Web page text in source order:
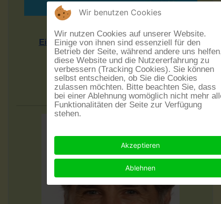
Rheinhesssiche Mundarten
Einführung in eine Sprachlandschaft
Vortrag von Dr. Rudolf Post
Sonntag, dem 20.9.2026 - 17 Uhr
Eintritt frei - Spenden erwünscht
im Museumskeller Guntersblum
Wir benutzen Cookies
Wir nutzen Cookies auf unserer Website.
Einige von ihnen sind essenziell für den
Betrieb der Seite, während andere uns
diese Website und die Nutzererfahrung zu
verbessern (Tracking Cookies). Sie können
selbst entscheiden, ob Sie die Cookies
zulassen möchten. Bitte beachten Sie, dass
bei einer Ablehnung womöglich nicht mehr
Funktionalitäten der Seite zur Verfügung
stehen.
Akzeptieren
Ablehnen